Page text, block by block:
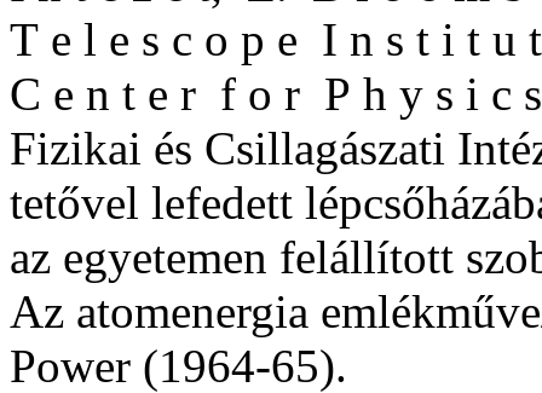
T e l e s c o p e I n s t i t
C e n t e r f o r P h y s i c
Fizikai és Csillagászati
tetővel lefedett
az egyetemen felállított
Az atomenergia
Power (1964-65).